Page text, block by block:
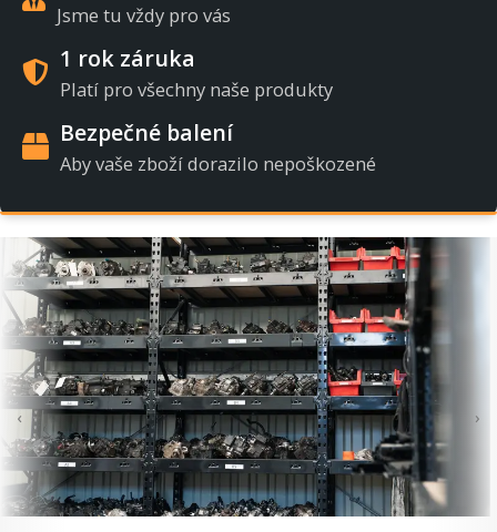
Jsme tu vždy pro vás
1 rok záruka
Platí pro všechny naše produkty
Bezpečné balení
Aby vaše zboží dorazilo nepoškozené
‹ ›